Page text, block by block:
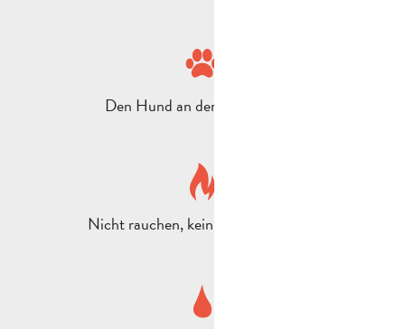
Den Hund an der Leine führen
Nicht rauchen, kein Feuer anzünden